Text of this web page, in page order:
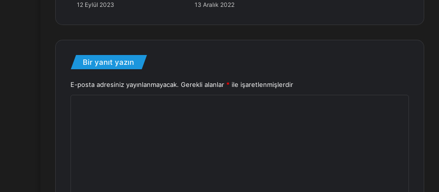
12 Eylül 2023 13 Aralık 2022
Bir yanıt yazın
E-posta adresiniz yayınlanmayacak. Gerekli alanlar * ile işaretlenmişlerdir